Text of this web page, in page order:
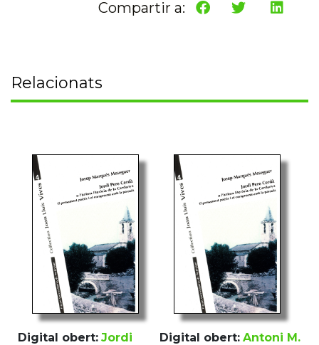
Compartir a:
Relacionats
Digital obert: Jordi
Digital obert: Antoni M.